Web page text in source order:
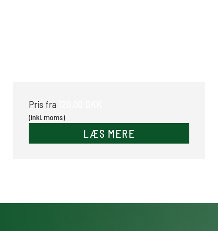
Pris fra
(inkl. moms)
LÆS MERE